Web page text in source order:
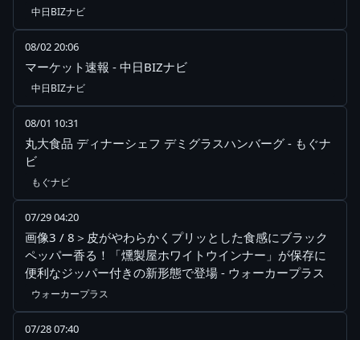
中日BIZナビ
08/02 20:06
マーケット速報 - 中日BIZナビ
中日BIZナビ
08/01 10:31
丸大食品 ディナーシェフ デミグラスハンバーグ - もぐナ
ビ
もぐナビ
07/29 04:20
画像3 / 8＞皮がやわらかくプリッとした食感にブラック
ペッパー香る！「燻製屋ホワイトウインナー」が保存に
便利なジッパー付きの新形態で登場 - ウォーカープラス
ウォーカープラス
07/28 07:40